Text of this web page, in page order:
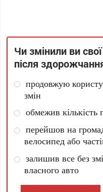
Чи змінили ви
після
продовжую
змін
обмежив кількість
перейшов на
велосипед або
залишив все без
власного авто